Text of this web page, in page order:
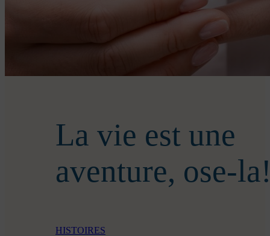
La vie est une
aventure, ose-
HISTOIRES